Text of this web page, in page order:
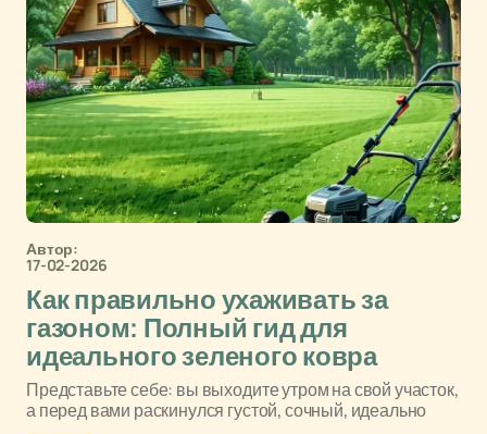
Автор:
17-02-2026
Как правильно ухаживать за
газоном: Полный гид для
идеального зеленого ковра
Представьте себе: вы выходите утром на свой участок,
а перед вами раскинулся густой, сочный, идеально